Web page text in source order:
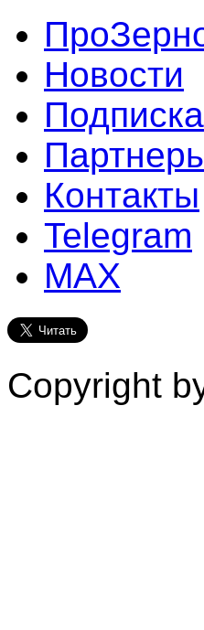
Новости
Подписка
Контакты
Telegram
MAX
Copyright